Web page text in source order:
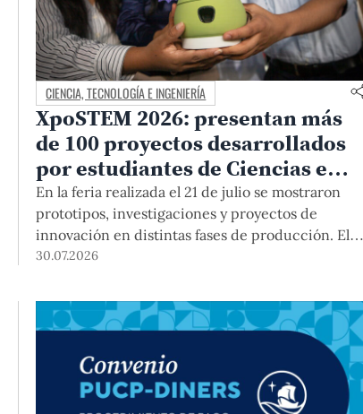
CIENCIA, TECNOLOGÍA E INGENIERÍA
XpoSTEM 2026: presentan más
de 100 proyectos desarrollados
por estudiantes de Ciencias e
Ingeniería PUCP orientados a
atender necesidades del país
En la feria realizada el 21 de julio se mostraron
prototipos, investigaciones y proyectos de
innovación en distintas fases de producción. El
encuentro mostró cómo el conocimiento
concretos del Perú en salud, robótica,
inteligencia artificial, sostenibilidad y sectores
30.07.2026